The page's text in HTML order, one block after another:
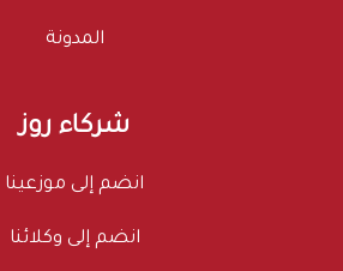
المدونة
شركاء روز
انضم إلى موزعينا
انضم إلى وكلائنا